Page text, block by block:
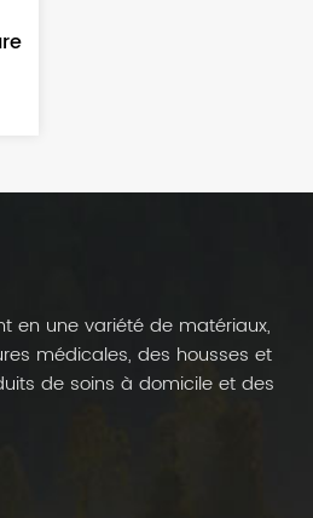
en une variété de matériaux,
médicales, des housses et
de soins à domicile et des